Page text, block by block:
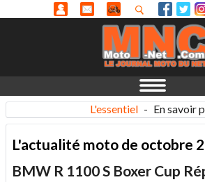
L'essentiel - En savoir
L'actualité moto de octobre
BMW R 1100 S Boxer Cup